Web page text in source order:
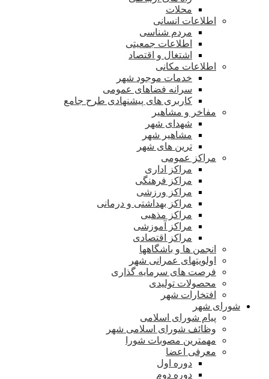
محلات
اطلاعات انسانی
مردم شناسی
اطلاعات جمعیتی
اشتغال و اقتصاد
اطلاعات مکانی
خدمات موجود شهر
سرانه فضاهای عمومی
کاربری های پیشنهادی طرح جامع
مفاخر و مشاهیر
شهدای شهر
مشاهیر شهر
ترین های شهر
مراکز عمومی
مراکز اداری
مراکز فرهنگی
مراکز ورزشی
مراکز بهداشتی و درمانی
مراکز مذهبی
مراکز آموزشی
مراکز اقتصادی
انجمن ها و باشگاهها
اولویتهای عمرانی شهر
فرصت های سرمایه گذاری
محصولات تولیدی
افتخارات شهر
شورای شهر
پیام شورای اسلامی
وظائف شورای اسلامی شهر
مهمترین مصوبات شورا
معرفی اعضا
دوره اول
دوره دوم